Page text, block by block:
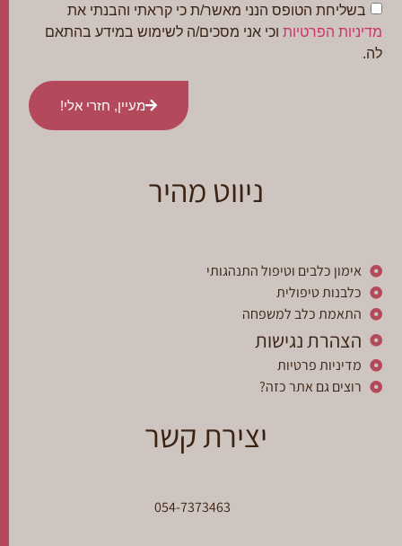
יצירת קשר
054-7373463
ניווט מהיר
אימון כלבים וטיפול התנהגותי
כלבנות טיפולית
התאמת כלב למשפחה
הצהרת נגישות
מדיניות פרטיות
רוצים גם אתר כזה?
בשליחת הטופס הנני מאשר/ת כי קראתי והבנתי את
מדיניות הפרטיות וכי אני מסכים/ה לשימוש במידע בהתאם
לה.
מעיין, חזרי אלי!